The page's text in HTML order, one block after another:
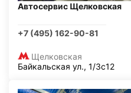
Автосервис Щелковская
+7 (495) 162-90-81
Щелковская
Байкальская ул., 1/3с12